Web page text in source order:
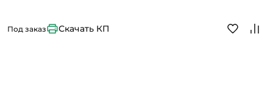
Под заказ Скачать КП